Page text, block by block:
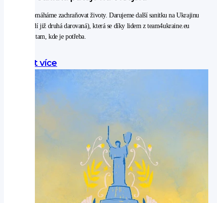
Opět pomáháme zachraňovat životy. Darujeme další sanitku na Ukrajinu
(v pořadí již druhá darovaná), která se díky lidem z team4ukraine.eu
dostane tam, kde je potřeba.
Zjistit více